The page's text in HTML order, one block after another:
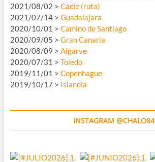
2021/08/02 > Cádiz (ruta)
2021/07/14 > Guadalajara
2020/10/01 > Camino de Santiago
2020/09/05 > Gran Canaria
2020/08/09 > Algarve
2020/07/31 > Toledo
2019/11/01 > Copenhague
2019/10/17 > Islandia
INSTAGRAM @CHALO84